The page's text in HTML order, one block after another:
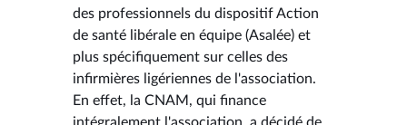
des professionnels du dispositif Action
de santé libérale en équipe (Asalée) et
plus spécifiquement sur celles des
infirmières ligériennes de l'association.
En effet, la CNAM, qui finance
intégralement l'association, a décidé de